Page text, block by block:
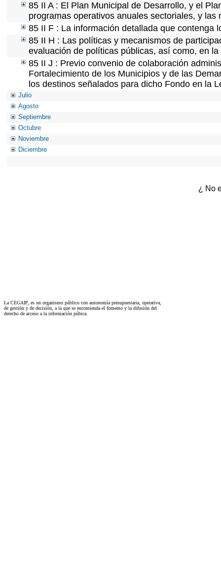
85 II A : El Plan Municipal de Desarrollo, y el
programas operativos anuales sectoriales, y
85 II F : La información detallada que contenga
85 II H : Las políticas y mecanismos de
evaluación de políticas públicas, así como, en
85 II J : Previo convenio de colaboración
Fortalecimiento de los Municipios y de las
los destinos señalados para dicho Fondo en la
Julio
Agosto
Septiembre
Octubre
Noviembre
Diciembre
¿ No
La CEGAIP, es un organismo público con autonomía presupuestaria, operativa,
de gestión y de decisión, a la que se encomienda el fomento y la difusión del
derecho de acceso a la información púbica.